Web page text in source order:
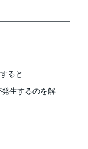
ると
生するのを解